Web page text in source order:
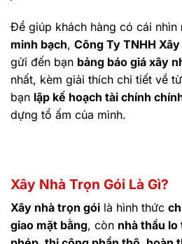
Để giúp khách hàng có cái nhìn
minh bạch, Công Ty TNHH
gửi đến bạn bảng báo giá xây
nhất, kèm giải thích chi tiết về
bạn lập kế hoạch tài chính
dựng tổ ấm của mình.
Xây Nhà Trọn Gói Là Gì?
Xây nhà trọn gói là hình thức
giao mặt bằng, còn nhà thầu